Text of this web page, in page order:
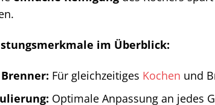
im Überblick:
Für gleichzeitiges Kochen und
Optimale Anpassung an jedes